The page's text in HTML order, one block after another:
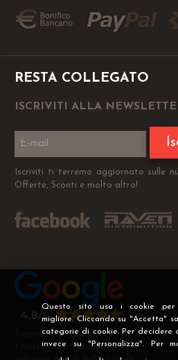
Questo sito usa i cookie per
migliore. Cliccando su "Accetta"
categorie di cookie. Per decidere
invece su "Personalizza". Per
RESTA COLLEGATO
ISCRIVITI ALLA
Iscriviti ti terremo aggiornato sulle
Offerte, Sconti e molto altro!
Recensioni Verificate
I nostri clienti soddisfatti